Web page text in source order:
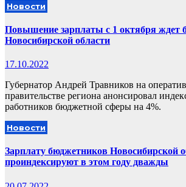
Новости
Повышение зарплаты с 1 октября ждет
Новосибирской области
17.10.2022
Губернатор Андрей Травников на
правительстве региона анонсировал
работников бюджетной сферы на 4%.
Новости
Зарплату бюджетников Новосибирской
проиндексируют в этом году дважды